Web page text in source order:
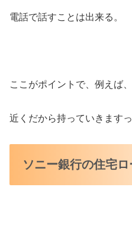
電話で話すことは出来る。
ここがポイントで、例えば
近くだから持っていきます
ソニー銀行の住宅ロ